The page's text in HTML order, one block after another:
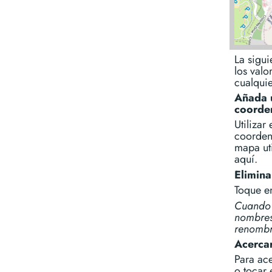
La
los
Añada
Utilizar
mapa
aquí.
Toque
Para